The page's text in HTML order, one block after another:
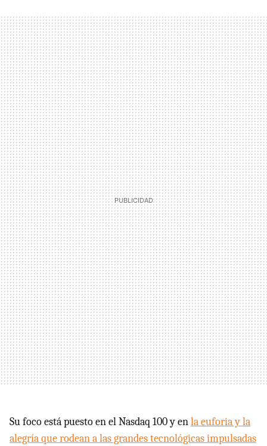
Su foco está puesto en el Nasdaq 100 y enla euforia y la
alegría que rodean a las grandes tecnológicas impulsadas